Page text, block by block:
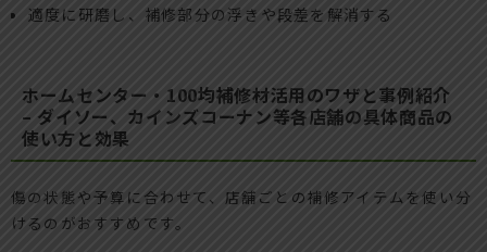
適度に研磨し、補修部分の浮きや段差を解消する
ホームセンター・100均補修材活用のワザと事例紹介
– ダイソー、カインズコーナン等各店舗の具体商品の
使い方と効果
傷の状態や予算に合わせて、店舗ごとの補修アイテムを使い分
けるのがおすすめです。